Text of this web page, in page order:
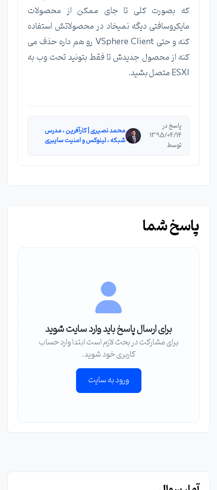
که بصورت کلی تا جای ممکن از محصولات
مایکروسافتی دیگه نمیخاد در محصولاتش استفاده
کنه و حتی VSphere Client رو هم داره حذف می
کنه از محصول جدیدش تا فقط بتونید تحت وب به
ESXI متصل بشید.
پاسخ در
1395/04/14
توسط
محمد نصیری | کارآفرین ، مدرس
شبکه ، لینوکس و امنیت سایبری
پاسخ شما
برای ارسال پاسخ باید وارد سایت شوید
برای مشارکت در بحث لازم است ابتدا وارد حساب
کاربری خود شوید.
ورود به سایت